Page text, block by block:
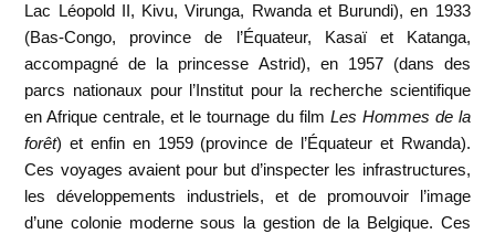
Lac Léopold II, Kivu, Virunga, Rwanda et Burundi), en 1933
(Bas-Congo, province de l’Équateur, Kasaï et Katanga,
accompagné de la princesse Astrid), en 1957 (dans des
parcs nationaux pour l’Institut pour la recherche scientifique
en Afrique centrale, et le tournage du film Les Hommes de la
forêt) et enfin en 1959 (province de l’Équateur et Rwanda).
Ces voyages avaient pour but d’inspecter les infrastructures,
les développements industriels, et de promouvoir l’image
d’une colonie moderne sous la gestion de la Belgique. Ces